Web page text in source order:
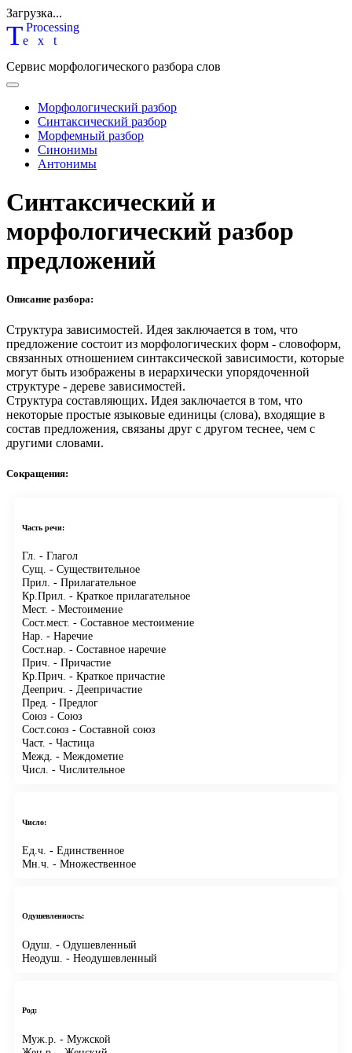
Загрузка...
Text
Processing
Сервис морфологического разбора слов
Морфологический разбор
Синтаксический разбор
Морфемный разбор
Синонимы
Антонимы
Синтаксический и
морфологический разбор
предложений
Описание разбора:
Структура зависимостей. Идея заключается в том, что
предложение состоит из морфологических форм - словоформ,
связанных отношением синтаксической зависимости, которые
могут быть изображены в иерархически упорядоченной
структуре - дереве зависимостей.
Структура составляющих. Идея заключается в том, что
некоторые простые языковые единицы (слова), входящие в
состав предложения, связаны друг с другом теснее, чем с
другими словами.
Сокращения:
Часть речи:
Гл. - Глагол
Сущ. - Существительное
Прил. - Прилагательное
Кр.Прил. - Краткое прилагательное
Мест. - Местоимение
Сост.мест. - Составное местоимение
Нар. - Наречие
Сост.нар. - Составное наречие
Прич. - Причастие
Кр.Прич. - Краткое причастие
Дееприч. - Деепричастие
Пред. - Предлог
Союз - Союз
Сост.союз - Составной союз
Част. - Частица
Межд. - Междометие
Числ. - Числительное
Число:
Ед.ч. - Единственное
Мн.ч. - Множественное
Одушевленность:
Одуш. - Одушевленный
Неодуш. - Неодушевленный
Род:
Муж.р. - Мужской